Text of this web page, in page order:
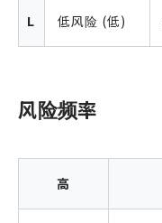
L 低风险 (低)
风险频率
高